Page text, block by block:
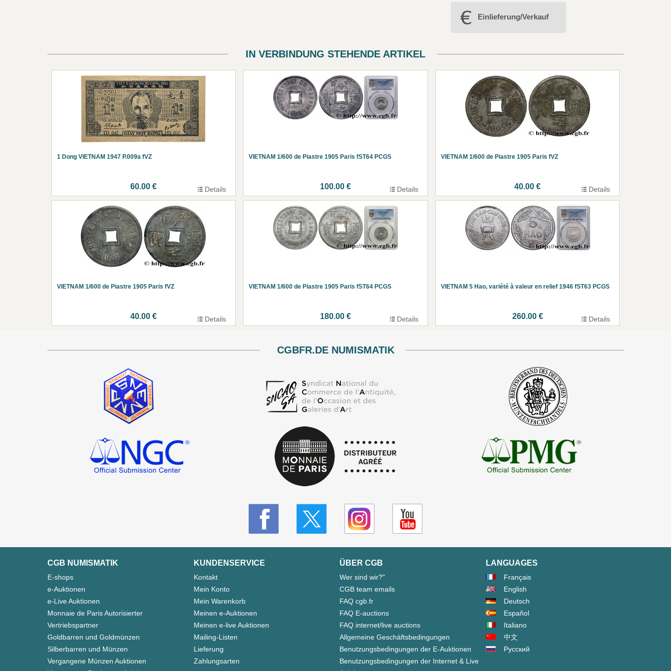
Einlieferung/Verkauf
IN VERBINDUNG STEHENDE ARTIKEL
1 Dong VIETNAM 1947 P.009a fVZ
60.00 € Details
VIETNAM 1/600 de Piastre 1905 Paris fST64 PCGS
100.00 € Details
VIETNAM 1/600 de Piastre 1905 Paris fVZ
40.00 € Details
VIETNAM 1/600 de Piastre 1905 Paris fVZ
40.00 € Details
VIETNAM 1/600 de Piastre 1905 Paris fST64 PCGS
180.00 € Details
VIETNAM 5 Hao, variété à valeur en relief 1946 fST63 PCGS
260.00 € Details
CGBFR.DE NUMISMATIK
CGB NUMISMATIK
E-shops
e-Auktionen
e-Live Auktionen
Monnaie de Paris Autorisierter
Vertriebspartner
Goldbarren und Goldmünzen
Silberbarren und Münzen
Vergangene Münzen Auktionen
KUNDENSERVICE
Kontakt
Mein Konto
Mein Warenkorb
Meinen e-Auktionen
Meinen e-live Auktionen
Mailing-Listen
Lieferung
Zahlungsarten
ÜBER CGB
Wer sind wir?"
CGB team emails
FAQ cgb.fr
FAQ E-auctions
FAQ internet/live auctions
Allgemeine Geschäftsbedingungen
Benutzungsbedingungen der E-Auktionen
Benutzungsbedingungen der Internet & Live
LANGUAGES
Français
English
Deutsch
Español
Italiano
中文
Русский